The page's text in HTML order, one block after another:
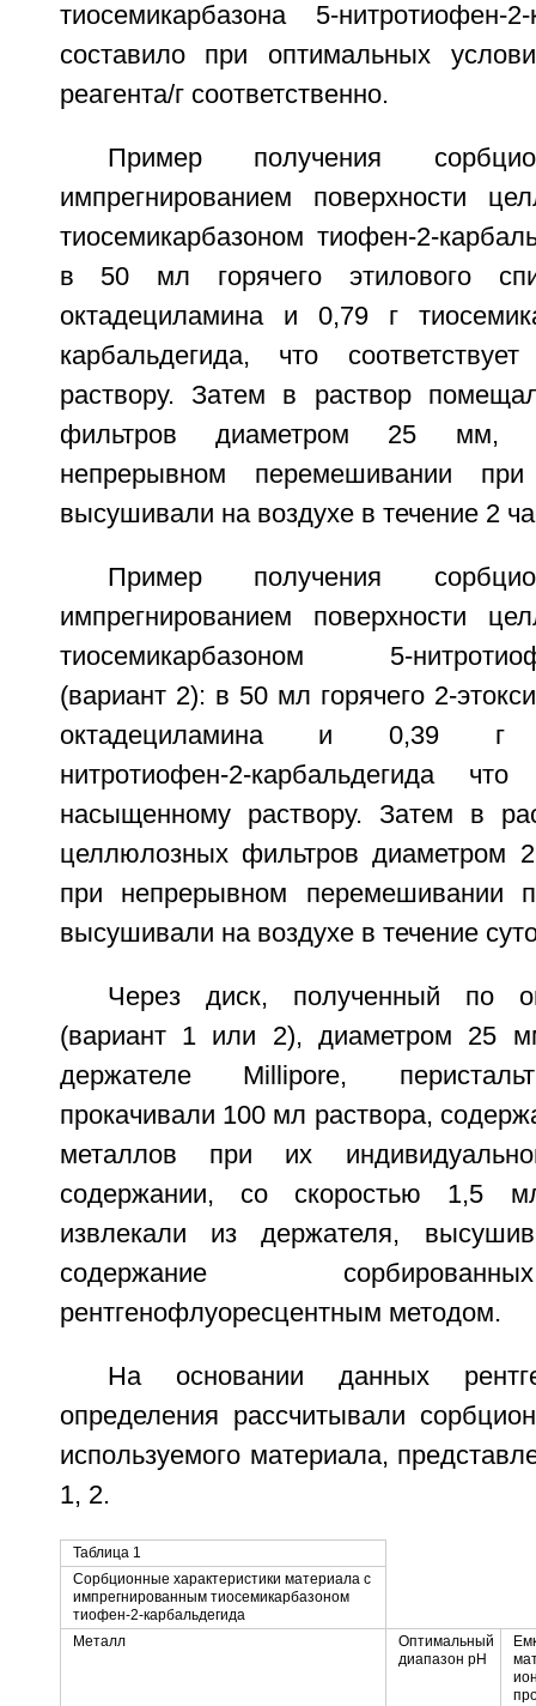
тиосемикарбазона 5-нитротиофен-
составило при оптимальных
реагента/г соответственно.
Пример получения
импрегнированием поверхности
тиосемикарбазоном тиофен-2-
в 50 мл горячего этилового
октадециламина и 0,79 г
карбальдегида, что
раствору. Затем в раствор
фильтров диаметром 25 мм,
непрерывном перемешивании
высушивали на воздухе в течение 2
Пример получения
импрегнированием поверхности
тиосемикарбазоном 5-
(вариант 2): в 50 мл горячего 2-
октадециламина и 0,39 г
нитротиофен-2-карбальдегида
насыщенному раствору. Затем в
целлюлозных фильтров диаметром
при непрерывном
высушивали на воздухе в течение
Через диск, полученный по
(вариант 1 или 2), диаметром 25
держателе Millipore,
прокачивали 100 мл раствора,
металлов при их
содержании, со скоростью 1,5
извлекали из держателя,
содержание
рентгенофлуоресцентным методом.
На основании данных
определения рассчитывали
используемого материала,
1, 2.
Таблица 1
Сорбционные характеристики материала с
импрегнированным тиосемикарбазоном
тиофен-2-карбальдегида
Металл
Оптимальный
диапазон рН